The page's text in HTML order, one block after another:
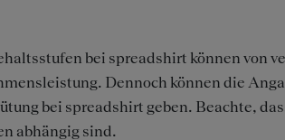
bei spreadshirt können von
Dennoch können die
bei spreadshirt geben. Beachte,
abhängig sind.